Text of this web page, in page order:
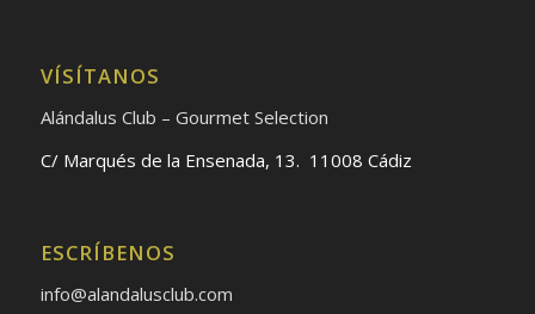
VÍSÍTANOS
Alándalus Club – Gourmet Selection
C/ Marqués de la Ensenada, 13. 11008 Cádiz
ESCRÍBENOS
info@alandalusclub.com